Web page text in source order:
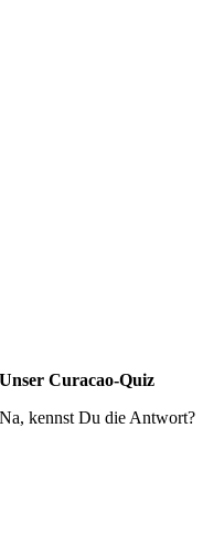
Unser Curacao-Quiz
Na, kennst Du die Antwort?